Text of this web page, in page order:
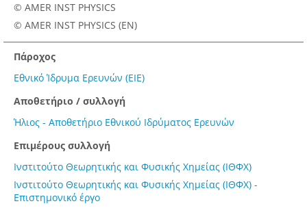
© AMER INST PHYSICS
© AMER INST PHYSICS (EN)
Πάροχος
Εθνικό Ίδρυμα Ερευνών (ΕΙΕ)
Αποθετήριο / συλλογή
Ήλιος - Αποθετήριο Εθνικού Ιδρύματος Ερευνών
Επιμέρους συλλογή
Ινστιτούτο Θεωρητικής και Φυσικής Χημείας (ΙΘΦΧ)
Ινστιτούτο Θεωρητικής και Φυσικής Χημείας (ΙΘΦΧ) -
Επιστημονικό έργο